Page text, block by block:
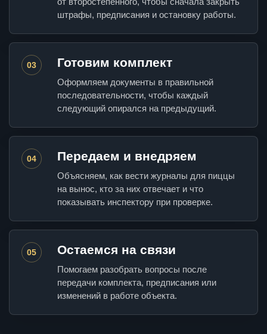
штрафы, предписания и остановку работы.
03 Готовим комплект
Оформляем документы в правильной
последовательности, чтобы каждый
следующий опирался на предыдущий.
04 Передаем и внедряем
Объясняем, как вести журналы для пиццы
на вынос, кто за них отвечает и что
показывать инспектору при проверке.
05 Остаемся на связи
Помогаем разобрать вопросы после
передачи комплекта, предписания или
изменений в работе объекта.